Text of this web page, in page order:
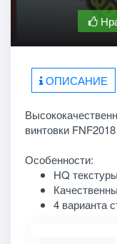
ОПИСАНИЕ
винтовки
Особенности:
HQ
4 варианта